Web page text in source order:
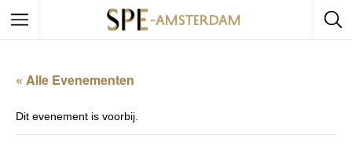
« Alle Evenementen
Dit evenement is voorbij.